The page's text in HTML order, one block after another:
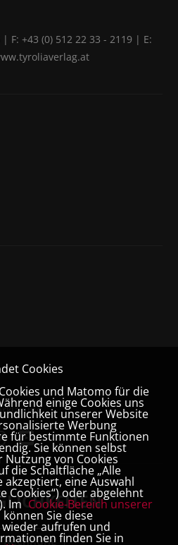
| F: +43 (0) 512 22 33 - 2119 | E:
Rechnung
Cookies
und Matomo für die
einige Cookies uns
unserer Website
Werbung
für bestimmte Funktionen
Sie können selbst
Nutzung von Cookies
die Schaltfläche „Alle
akzeptiert, eine Auswahl
Cookies“) oder abgelehnt
Im Cookie-Bereich unserer
können Sie diese
aufrufen und
finden Sie in